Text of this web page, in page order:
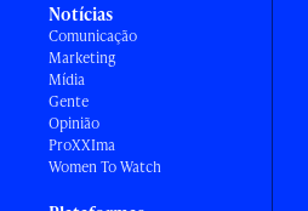
Notícias
Comunicação
Marketing
Mídia
Gente
Opinião
ProXXIma
Women To Watch